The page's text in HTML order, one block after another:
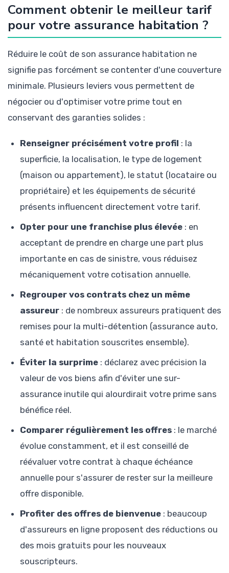
Comment obtenir le meilleur tarif
pour votre assurance habitation ?
Réduire le coût de son assurance habitation ne
signifie pas forcément se contenter d'une couverture
minimale. Plusieurs leviers vous permettent de
négocier ou d'optimiser votre prime tout en
conservant des garanties solides :
Renseigner précisément votre profil : la
superficie, la localisation, le type de logement
(maison ou appartement), le statut (locataire ou
propriétaire) et les équipements de sécurité
présents influencent directement votre tarif.
Opter pour une franchise plus élevée : en
acceptant de prendre en charge une part plus
importante en cas de sinistre, vous réduisez
mécaniquement votre cotisation annuelle.
Regrouper vos contrats chez un même
assureur : de nombreux assureurs pratiquent des
remises pour la multi-détention (assurance auto,
santé et habitation souscrites ensemble).
Éviter la surprime : déclarez avec précision la
valeur de vos biens afin d'éviter une sur-
assurance inutile qui alourdirait votre prime sans
bénéfice réel.
Comparer régulièrement les offres : le marché
évolue constamment, et il est conseillé de
réévaluer votre contrat à chaque échéance
annuelle pour s'assurer de rester sur la meilleure
offre disponible.
Profiter des offres de bienvenue : beaucoup
d'assureurs en ligne proposent des réductions ou
des mois gratuits pour les nouveaux
souscripteurs.